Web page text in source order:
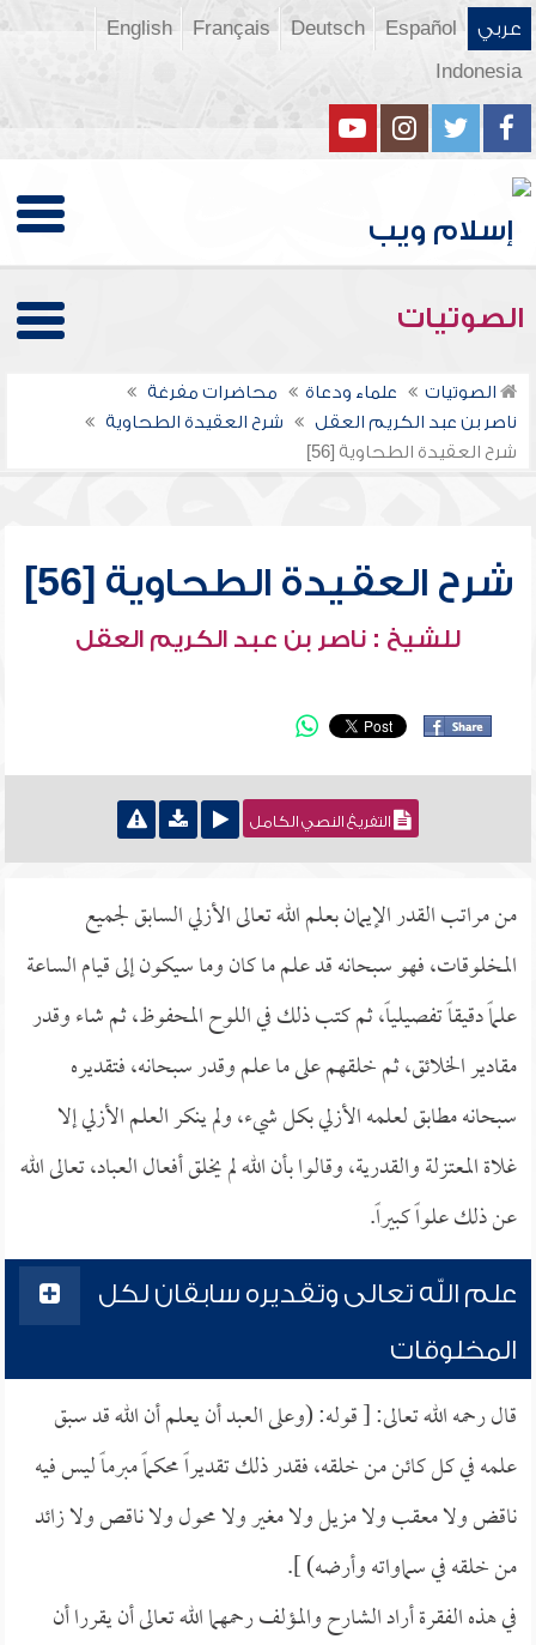
عربي Español
Deutsch
Français
English
Indonesia
الصوتيات
الصوتيات علماء ودعاة
محاضرات مفرغة
ناصر بن عبد الكريم العقل
شرح العقيدة الطحاوية
شرح العقيدة الطحاوية [56]
شرح العقيدة الطحاوية [56]
للشيخ : ناصر بن عبد الكريم العقل
التفريغ النصي الكامل
من مراتب القدر الإيمان بعلم الله تعالى الأزلي السابق لجميع
المخلوقات، فهو سبحانه قد علم ما كان وما سيكون إلى قيام الساعة
علماً دقيقاً تفصيلياً، ثم كتب ذلك في اللوح المحفوظ، ثم شاء وقدر
مقادير الخلائق، ثم خلقهم على ما علم وقدر سبحانه، فتقديره
سبحانه مطابق لعلمه الأزلي بكل شيء، ولم ينكر العلم الأزلي إلا
غلاة المعتزلة والقدرية، وقالوا بأن الله لم يخلق أفعال العباد، تعالى الله
عن ذلك علواً كبيراً.
علم الله تعالى وتقديره سابقان لكل
المخلوقات
قال رحمه الله تعالى: [ قوله: (وعلى العبد أن يعلم أن الله قد سبق
علمه في كل كائن من خلقه، فقدر ذلك تقديراً محكماً مبرماً ليس فيه
ناقض ولا معقب ولا مزيل ولا مغير ولا محول ولا ناقص ولا زائد
من خلقه في سماواته وأرضه) ].
في هذه الفقرة أراد الشارح والمؤلف رحمهما الله تعالى أن يقررا أن